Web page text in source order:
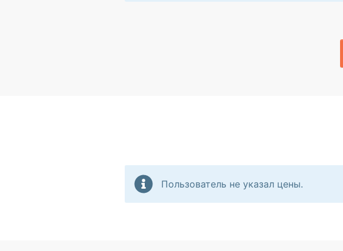
Пользователь не указал цены.